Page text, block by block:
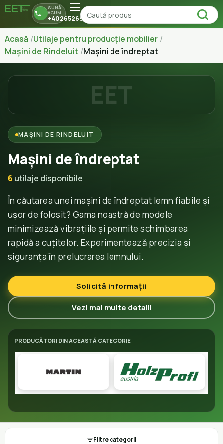
SUNĂ
ACUM
+40265269150
Acasă Utilaje pentru producție mobilier
Mașini de Rindeluit Mașini de îndreptat
MAȘINI DE RINDELUIT
Mașini de îndreptat
6 utilaje disponibile
În căutarea unei mașini de îndreptat lemn fiabile și
ușor de folosit? Gama noastră de modele
minimizează vibrațiile și permite schimbarea
rapidă a cuțitelor. Experimentează precizia și
siguranța în prelucrarea lemnului.
Solicită informații
Vezi mai multe detalii
EET
PRODUCĂTORI DIN ACEASTĂ CATEGORIE
Filtre categorii